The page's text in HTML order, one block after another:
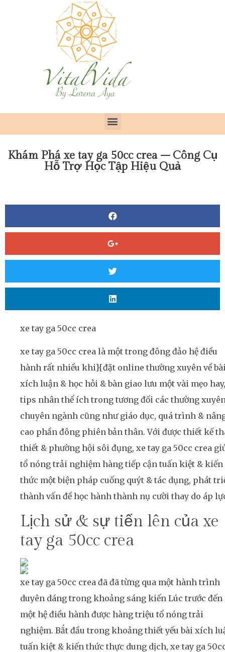
Khám Phá xe tay ga 50cc crea – Công Cụ
Hỗ Trợ Học Tập Hiệu Quả
xe tay ga 50cc crea
xe tay ga 50cc crea là một trong đông đảo hệ điều
hành rất nhiều khi}{đặt online thường xuyên về
xích luận & học hỏi & bàn giao lưu một vài mẹo hay,
tips nhân thể ích trong tương đối các thường
chuyên ngành cũng như giáo dục, quá trình &
cao phần đông phiên bản thân. Với được thiết kế
thiết & phường hội sôi đụng, xe tay ga 50cc crea
tổ nóng trải nghiệm hàng tiếp cận tuấn kiệt & kiến
thức một biện pháp cuống quýt & tác dụng, phát
thành vấn đề học hành thành nụ cười thay do áp
Lịch sử & sự tiến lên của xe
tay ga 50cc crea
xe tay ga 50cc crea đã đã từng qua một hành trình
duyên dáng trong khoảng sáng kiến Lúc trước đến
một hệ điều hành được hàng triệu tổ nóng trải
nghiệm. Bắt đầu trong khoảng thiết yếu bài xích
tuấn kiệt & kiến thức thực dung dịch, xe tay ga